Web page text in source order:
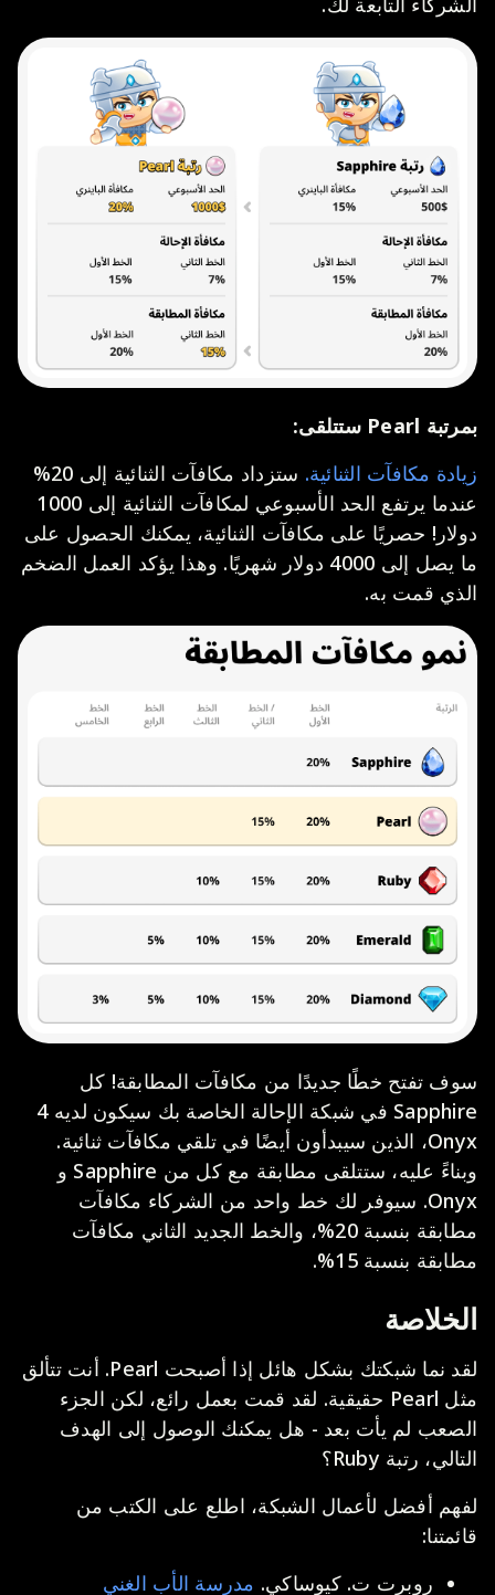
بمرتبة Pearl ستتلقى:
زيادة مكافآت الثنائية.
ستزداد مكافآت الثنائية إلى 20%
عندما يرتفع الحد الأسبوعي لمكافآت الثنائية إلى 1000
دولار! حصريًا على مكافآت الثنائية، يمكنك الحصول على
ما يصل إلى 4000 دولار شهريًا. وهذا يؤكد العمل الضخم
الذي قمت به.
سوف تفتح خطًا جديدًا من مكافآت المطابقة! كل
Sapphire في شبكة الإحالة الخاصة بك سيكون لديه 4
Onyx، الذين سيبدأون أيضًا في تلقي مكافآت ثنائية.
وبناءً عليه، ستتلقى مطابقة مع كل من Sapphire و
Onyx. سيوفر لك خط واحد من الشركاء مكافآت
مطابقة بنسبة 20%، والخط الجديد الثاني مكافآت
مطابقة بنسبة 15%.
الخلاصة
لقد نما شبكتك بشكل هائل إذا أصبحت Pearl. أنت تتألق
مثل Pearl حقيقية. لقد قمت بعمل رائع، لكن الجزء
الصعب لم يأت بعد - هل يمكنك الوصول إلى الهدف
التالي، رتبة Ruby؟
لفهم أفضل لأعمال الشبكة، اطلع على الكتب من
قائمتنا:
روبرت ت. كيوساكي. مدرسة الأب الغني